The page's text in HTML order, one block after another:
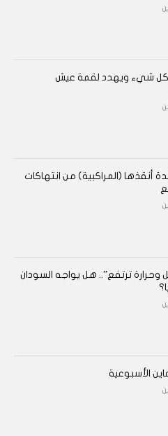
كل شيء ويهدد لقمة عيش
أنقذها (المراكبية) من انتهاكات
وحرارة ترتفع”.. هل يواجه السودان
الأسبوعية